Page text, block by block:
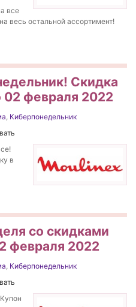
все
весь остальной ассортимент!
Скидка
02 февраля 2022
, Киберпонедельник
в
со скидками
февраля 2022
, Киберпонедельник